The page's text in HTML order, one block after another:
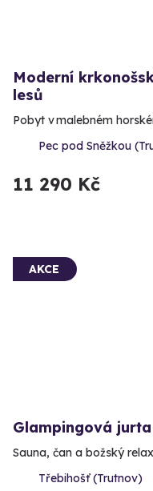
Moderní
lesů
Pobyt v malebném
Pec pod Sněžkou
11 290 Kč
AKCE
Glampingová
Sauna, čan a božský
Třebihošť (Trutnov)